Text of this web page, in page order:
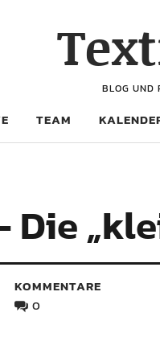
BLOG UND
TEAM
Die
KOMMENTARE
0